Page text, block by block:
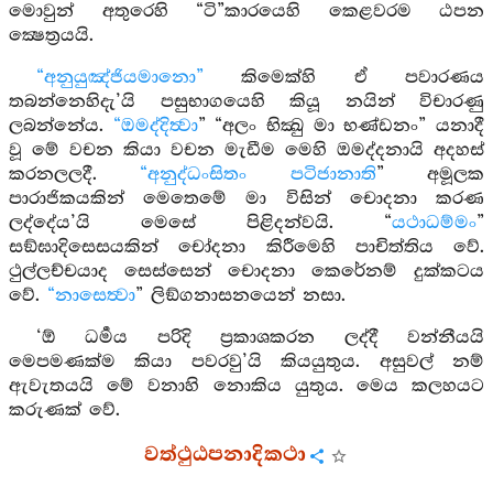
මොවුන් අතුරෙහි “ටි”කාරයෙහි කෙළවරම ඨපන
ක්‍ෂෙත්‍රයයි.
“අනුයුඤ්ජියමානො” කිමෙක්හි ඒ පවාරණය
තබන්නෙහිදැ’යි පසුභාගයෙහි කියූ නයින් විචාරණු
ලබන්නේය. “ඔමද්දිත්‍වා” “අලං භික්‍ඛු මා භණ්ඩනං” යනාදී
වූ මේ වචන කියා වචන මැඩීම මෙහි ඔමද්දනායි අදහස්
කරනලලදී. “අනුද්ධංසිතං පටිජානාති” අමූලක
පාරාජිකයකින් මෙතෙමේ මා විසින් චොදනා කරණ
ලද්දේය’යි මෙසේ පිළිදන්වයි. “යථාධම්මං”
සඞ්ඝාදිසෙසයකින් චෝදනා කිරීමෙහි පාචිත්තිය වේ.
ථුල්ලච්චයාද සෙස්සෙන් චොදනා කෙරේනම් දුක්කටය
වේ. “නාසෙත්‍වා” ලිඞ්ගනාසනයෙන් නසා.
‘ඕ ධර්‍මය පරිදි ප්‍රකාශකරන ලද්දී වන්නීයයි
මෙපමණක්ම කියා පවරවු’යි කියයුතුය. අසුවල් නම්
ඇවැතයයි මේ වනාහි නොකිය යුතුය. මෙය කලහයට
කරුණක් වේ.
වත්ථුඨපනාදිකථා